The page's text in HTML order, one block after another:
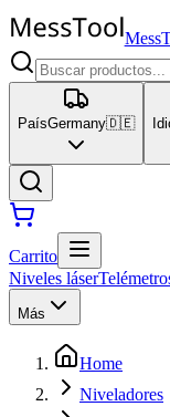
PaísGermany🇩🇪
Carrito
Niveles láser
Más
Home
Niveladores